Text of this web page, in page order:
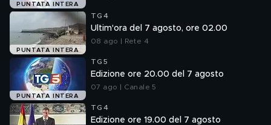
PUNTATA INTERA
PUNTATA INTERA
TG4
Ultim'ora del 7 agosto, ore 02.00
08 ago | Rete 4
PUNTATA INTERA
TG5
Edizione ore 20.00 del 7 agosto
07 ago | Canale 5
TG4
Edizione ore 19.00 del 7 agosto